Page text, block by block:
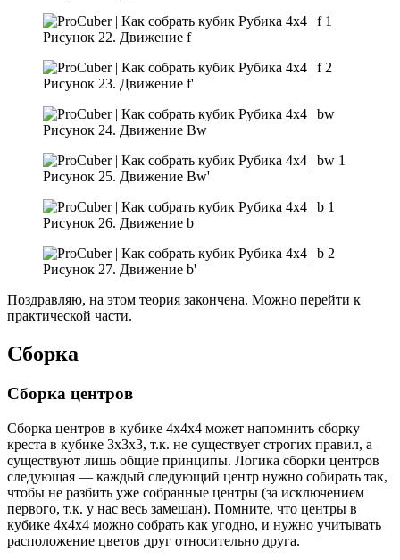
Рисунок 22. Движение f
Рисунок 23. Движение f'
Рисунок 24. Движение Bw
Рисунок 25. Движение Bw'
Рисунок 26. Движение b
Рисунок 27. Движение b'
Поздравляю, на этом теория закончена. Можно перейти к
практической части.
Сборка
Сборка центров
Cборка центров в кубике 4х4х4 может напомнить сборку
креста в кубике 3х3х3, т.к. не существует строгих правил, а
существуют лишь общие принципы. Логика сборки центров
следующая — каждый следующий центр нужно собирать так,
чтобы не разбить уже собранные центры (за исключением
первого, т.к. у нас весь замешан). Помните, что центры в
кубике 4х4х4 можно собрать как угодно, и нужно учитывать
расположение цветов друг относительно друга.